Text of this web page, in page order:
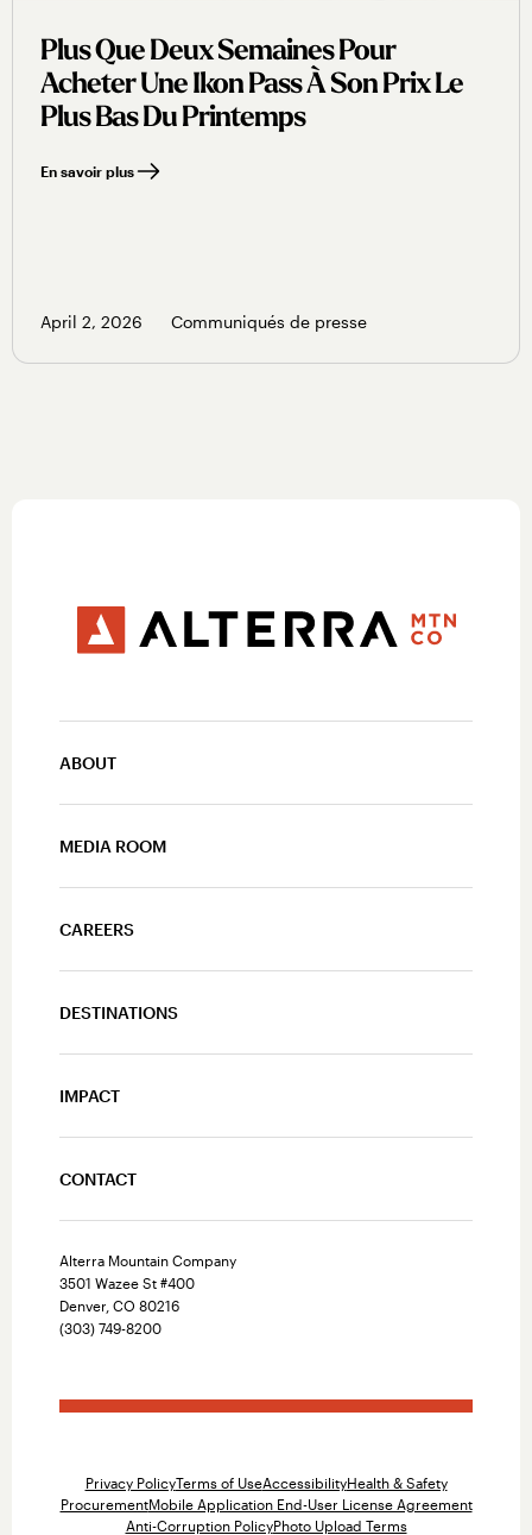
Plus Que Deux Semaines Pour
Acheter Une Ikon Pass À Son Prix Le
Plus Bas Du Printemps
En savoir plus
April 2, 2026 Communiqués de presse
ABOUT
MEDIA ROOM
CAREERS
DESTINATIONS
IMPACT
CONTACT
Alterra Mountain Company
3501 Wazee St #400
Denver, CO 80216
(303) 749-8200
Privacy PolicyTerms of UseAccessibilityHealth & Safety
ProcurementMobile Application End-User License Agreement
Anti-Corruption PolicyPhoto Upload Terms